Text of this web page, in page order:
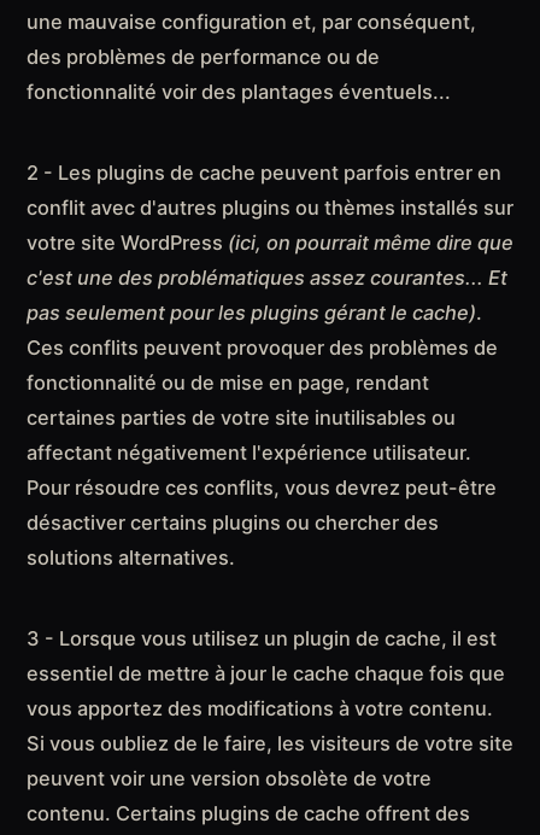
une mauvaise configuration et, par conséquent,
des problèmes de performance ou de
fonctionnalité voir des plantages éventuels...
2 - Les plugins de cache peuvent parfois entrer en
conflit avec d'autres plugins ou thèmes installés sur
votre site WordPress (ici, on pourrait même dire que
c'est une des problématiques assez courantes... Et
pas seulement pour les plugins gérant le cache).
Ces conflits peuvent provoquer des problèmes de
fonctionnalité ou de mise en page, rendant
certaines parties de votre site inutilisables ou
affectant négativement l'expérience utilisateur.
Pour résoudre ces conflits, vous devrez peut-être
désactiver certains plugins ou chercher des
solutions alternatives.
3 - Lorsque vous utilisez un plugin de cache, il est
essentiel de mettre à jour le cache chaque fois que
vous apportez des modifications à votre contenu.
Si vous oubliez de le faire, les visiteurs de votre site
peuvent voir une version obsolète de votre
contenu. Certains plugins de cache offrent des